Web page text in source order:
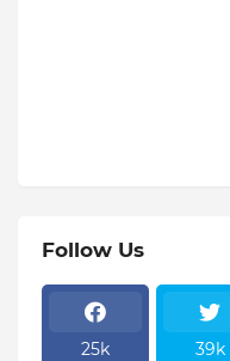
Follow Us
25k 39k